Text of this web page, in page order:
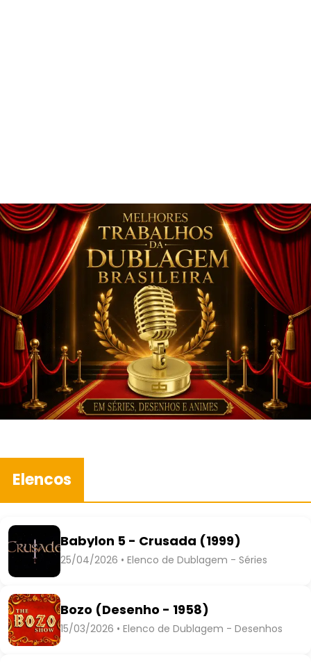
Elencos
Babylon 5 - Crusada (1999)
25/04/2026 • Elenco de Dublagem - Séries
Bozo (Desenho - 1958)
15/03/2026 • Elenco de Dublagem - Desenhos